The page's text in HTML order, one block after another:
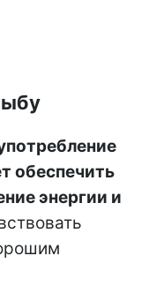
обеспечить
энергии и